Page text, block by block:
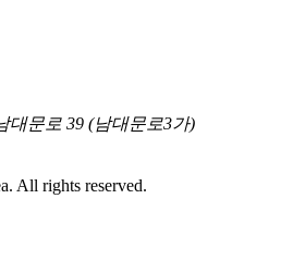
대문로 39 (남대문로3가)
All rights reserved.